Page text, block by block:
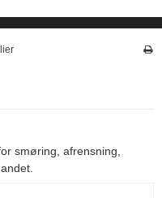
smøring, afrensning,